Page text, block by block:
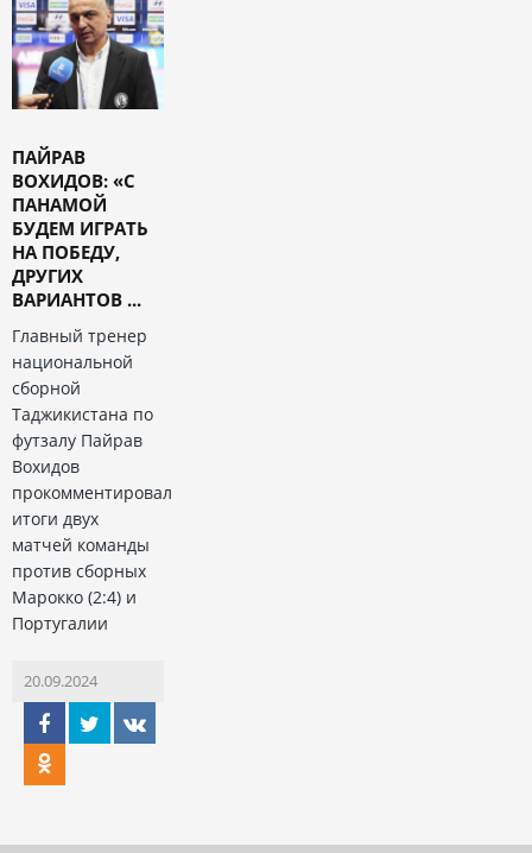
ПАЙРАВ
ВОХИДОВ: «С
ПАНАМОЙ
БУДЕМ ИГРАТЬ
НА ПОБЕДУ,
ДРУГИХ
ВАРИАНТОВ ...
Главный тренер
национальной
сборной
Таджикистана по
футзалу Пайрав
Вохидов
прокомментировал
итоги двух
матчей команды
против сборных
Марокко (2:4) и
Португалии
20.09.2024